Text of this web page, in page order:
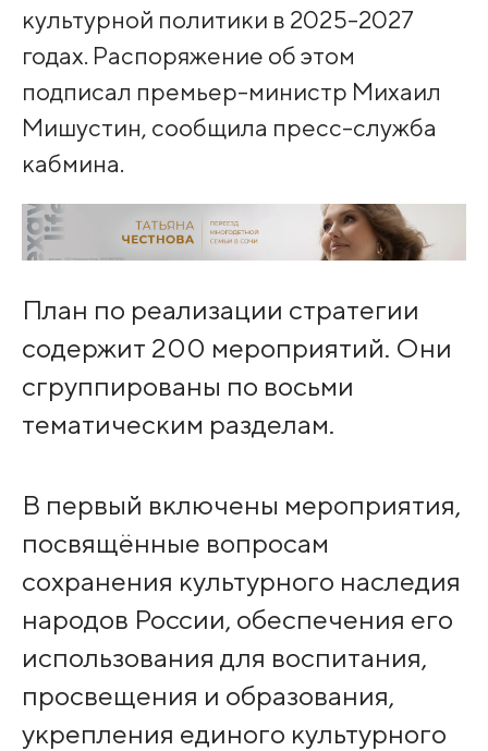
культурной политики в 2025-2027
годах. Распоряжение об этом
подписал премьер-министр Михаил
Мишустин, сообщила пресс-служба
кабмина.
План по реализации стратегии
содержит 200 мероприятий. Они
сгруппированы по восьми
тематическим разделам.
В первый включены мероприятия,
посвящённые вопросам
сохранения культурного наследия
народов России, обеспечения его
использования для воспитания,
просвещения и образования,
укрепления единого культурного